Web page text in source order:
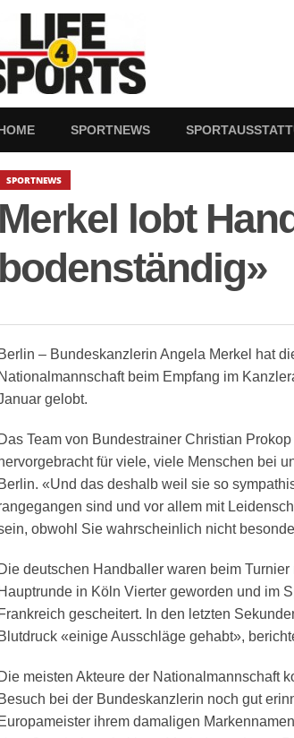
SPORTNEWS
SPORTNEWS
Merkel lobt
bodenständig»
Berlin – Bundeskanzlerin Angela Merkel hat
Nationalmannschaft beim Empfang im
gelobt.
Das Team von Bundestrainer Christian
hervorgebracht für viele, viele Menschen bei
Berlin. «Und das deshalb weil sie so
sind und vor allem mit
obwohl Sie wahrscheinlich nicht
Die deutschen Handballer waren beim
Hauptrunde in Köln Vierter geworden und im
Frankreich gescheitert. In den letzten
Blutdruck «einige Ausschläge gehabt»,
Die meisten Akteure der Nationalmannschaft
Besuch bei der Bundeskanzlerin noch gut
Europameister ihrem damaligen